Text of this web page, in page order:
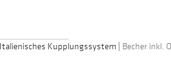
Italienisches Kupplungssystem | Becher inkl.